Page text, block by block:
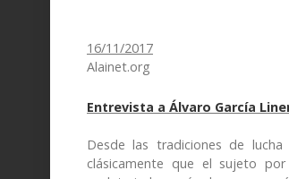
16/11/2017
Alainet.org
Entrevista a Álvaro García
Desde las tradiciones de
clásicamente que el sujeto